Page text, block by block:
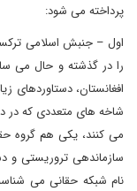
پرداخته می شود:
اول – جنبش اسلامی
را در گذشته و حال می
افغانستان، دستاوردهای
شاخه های متعددی که
می کنند، یکی هم گروه
سازماندهی تروریستی و
نام شبکه حقانی می